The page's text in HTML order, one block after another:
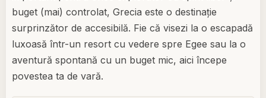
buget (mai) controlat, Grecia este o destinație
surprinzător de accesibilă. Fie că visezi la o escapadă
luxoasă într-un resort cu vedere spre Egee sau la o
aventură spontană cu un buget mic, aici începe
povestea ta de vară.